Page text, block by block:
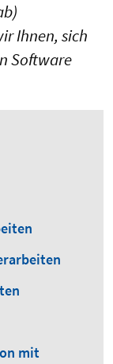
Ihnen, sich
Software
mit